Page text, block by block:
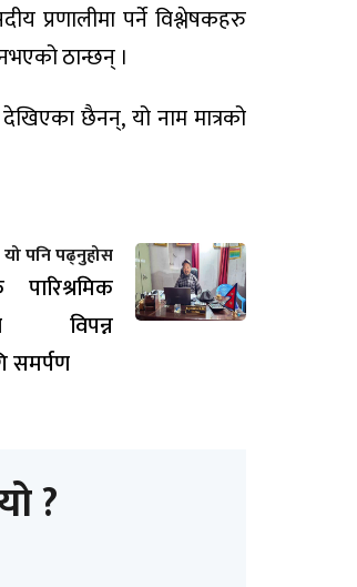
प्रणालीमा पर्ने विश्लेषकहरु
ठान्छन् ।
छैनन्, यो नाम मात्रको
यो पनि पढ्नुहोस
पारिश्रमिक
विपन्न
समर्पण
?